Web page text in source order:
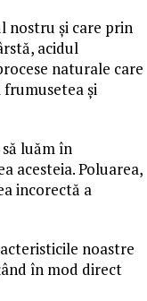
nostru și care prin
acidul
naturale care
și
luăm în
acesteia. Poluarea,
incorectă a
noastre
în mod direct